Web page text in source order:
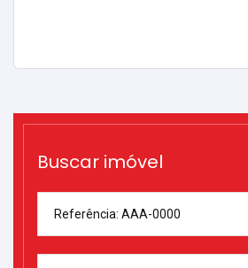
Buscar imóvel
Referência: AAA-0000